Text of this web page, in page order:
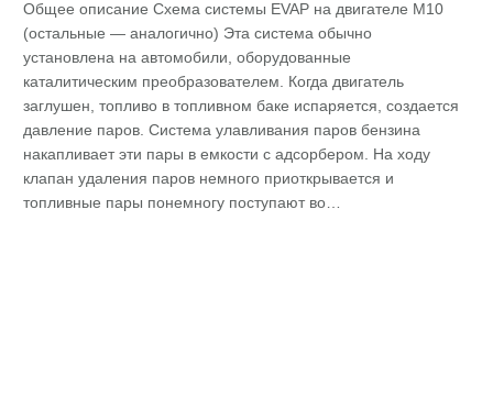
Общее описание Схема системы EVAP на двигателе М10
(остальные — аналогично) Эта система обычно
установлена на автомобили, оборудованные
каталитическим преобразователем. Когда двигатель
заглушен, топливо в топливном баке испаряется, создается
давление паров. Система улавливания паров бензина
накапливает эти пары в емкости с адсорбером. На ходу
клапан удаления паров немного приоткрывается и
топливные пары понемногу поступают во…